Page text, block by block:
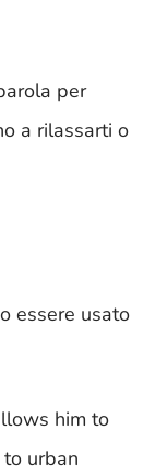
per
a rilassarti o
essere usato
him to
urban